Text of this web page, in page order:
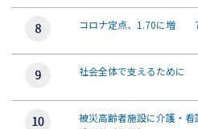
コロナ定点、1.70に増 7
社会全体で支えるために
被災高齢者施設に介護・